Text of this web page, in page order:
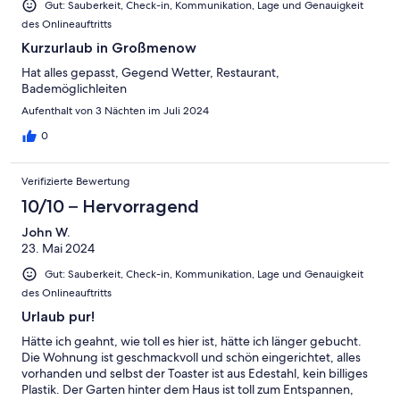
Gut: Sauberkeit, Check-in, Kommunikation, Lage und Genauigkeit
des Onlineauftritts
Kurzurlaub in Großmenow
Hat alles gepasst, Gegend Wetter, Restaurant,
Bademöglichleiten
Aufenthalt von 3 Nächten im Juli 2024
0
Verifizierte Bewertung
10/10 – Hervorragend
John W.
23. Mai 2024
Gut: Sauberkeit, Check-in, Kommunikation, Lage und Genauigkeit
des Onlineauftritts
Urlaub pur!
Hätte ich geahnt, wie toll es hier ist, hätte ich länger gebucht.
Die Wohnung ist geschmackvoll und schön eingerichtet, alles
vorhanden und selbst der Toaster ist aus Edestahl, kein billiges
Plastik. Der Garten hinter dem Haus ist toll zum Entspannen,